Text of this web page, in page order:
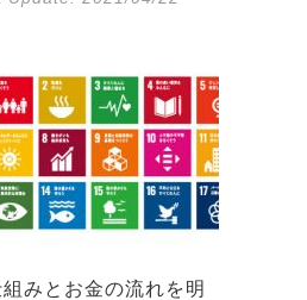
みとお金の流れを明